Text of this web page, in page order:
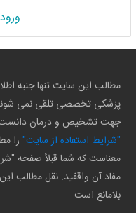
مطالب این سایت تنها جنبه
پزشکی تخصصی تلقی نمی شوند
جهت تشخیص و درمان دانست.
"شرایط استفاده از سایت" را
معناست که شما قبلاً صفحه
مفاد آن واقفید. نقل مطالب
بلامانع است